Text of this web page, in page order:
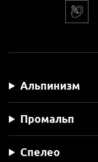
Альпинизм
Промальп
Спелео